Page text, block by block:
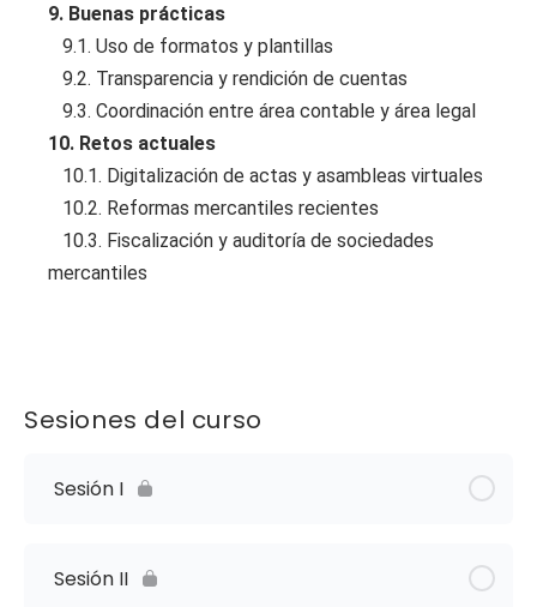
9. Buenas prácticas
9.1. Uso de formatos y plantillas
9.2. Transparencia y rendición de cuentas
9.3. Coordinación entre área contable y área legal
10. Retos actuales
10.1. Digitalización de actas y asambleas virtuales
10.2. Reformas mercantiles recientes
10.3. Fiscalización y auditoría de sociedades
mercantiles
Sesiones del curso
Sesión I
Sesión II